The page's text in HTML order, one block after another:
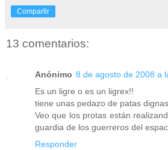
Compartir
13 comentarios:
Anónimo 8 de agosto de 2008 a
Es un ligre o es un ligrex!!
tiene unas pedazo de patas
Veo que los protas están
guardia de los guerreros del
Responder